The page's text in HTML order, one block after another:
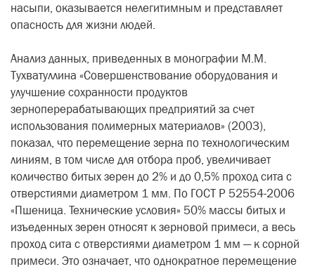
насыпи, оказывается нелегитимным и представляет
опасность для жизни людей.
Анализ данных, приведенных в монографии М.М.
Тухватуллина «Совершенствование оборудования и
улучшение сохранности продуктов
зерноперерабатывающих предприятий за счет
использования полимерных материалов» (2003),
показал, что перемещение зерна по технологическим
линиям, в том числе для отбора проб, увеличивает
количество битых зерен до 2% и до 0,5% проход сита с
отверстиями диаметром 1 мм. По ГОСТ Р 52554-2006
«Пшеница. Технические условия» 50% массы битых и
изъеденных зерен относят к зерновой примеси, а весь
проход сита с отверстиями диаметром 1 мм — к сорной
примеси. Это означает, что однократное перемещение